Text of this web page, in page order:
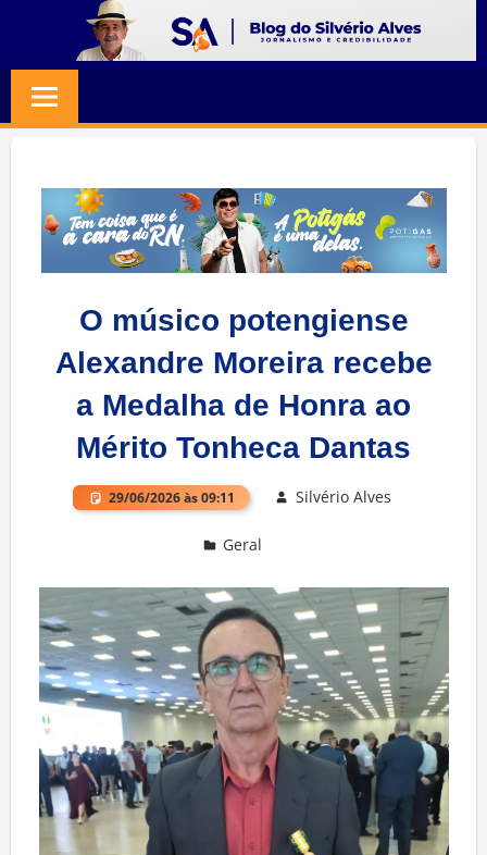
content
SILVERIO
ALVES
Jornalismo
Credibilidade
O músico potengiense
Alexandre Moreira recebe
a Medalha de Honra ao
Mérito Tonheca Dantas
29/06/2026 às 09:11 Silvério Alves
Geral